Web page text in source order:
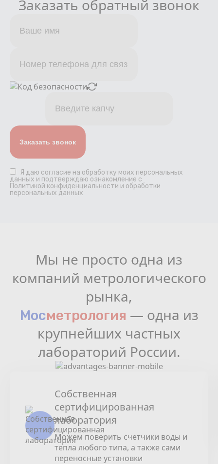
Заказать обратный звонок
Я даю согласие на обработку моих персональных
данных и подтверждаю ознакомление с
Политикой конфиденциальности и обработки
персональных данных
Мы не просто одна из
компаний метрологического
рынка,
Мосмeтрология — одна из
крупнейших частных
лабораторий России.
Собственная
сертифицированная
лаборатория
Можем поверить счетчики воды и
тепла любого типа, а также сами
переносные установки